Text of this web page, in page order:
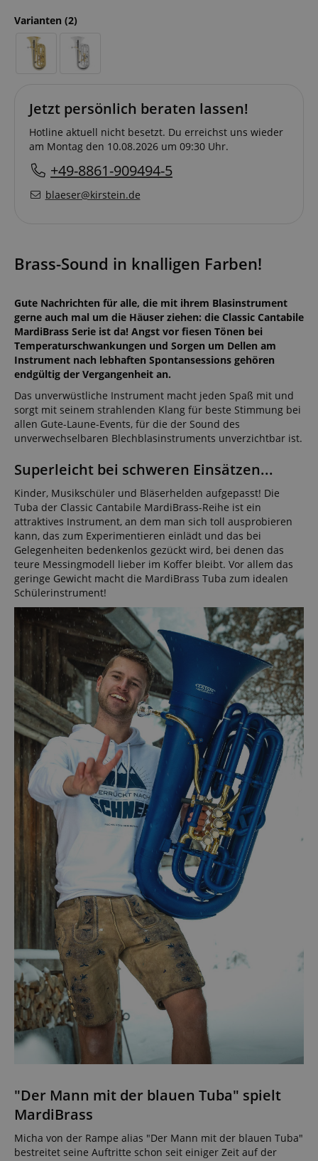
Varianten (2)
Jetzt persönlich beraten lassen!
Hotline aktuell nicht besetzt. Du erreichst uns wieder
am Montag den 10.08.2026 um 09:30 Uhr.
+49-8861-909494-5
blaeser@kirstein.de
Brass-Sound in knalligen Farben!
Gute Nachrichten für alle, die mit ihrem Blasinstrument
gerne auch mal um die Häuser ziehen: die Classic Cantabile
MardiBrass Serie ist da! Angst vor fiesen Tönen bei
Temperaturschwankungen und Sorgen um Dellen am
Instrument nach lebhaften Spontansessions gehören
endgültig der Vergangenheit an.
Das unverwüstliche Instrument macht jeden Spaß mit und
sorgt mit seinem strahlenden Klang für beste Stimmung bei
allen Gute-Laune-Events, für die der Sound des
unverwechselbaren Blechblasinstruments unverzichtbar ist.
Superleicht bei schweren Einsätzen...
Kinder, Musikschüler und Bläserhelden aufgepasst! Die
Tuba der Classic Cantabile MardiBrass-Reihe ist ein
attraktives Instrument, an dem man sich toll ausprobieren
kann, das zum Experimentieren einlädt und das bei
Gelegenheiten bedenkenlos gezückt wird, bei denen das
teure Messingmodell lieber im Koffer bleibt. Vor allem das
geringe Gewicht macht die MardiBrass Tuba zum idealen
Schülerinstrument!
"Der Mann mit der blauen Tuba" spielt
MardiBrass
Micha von der Rampe alias "Der Mann mit der blauen Tuba"
bestreitet seine Auftritte schon seit einiger Zeit auf der